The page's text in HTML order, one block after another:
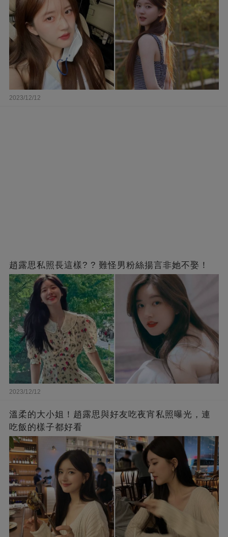
2023/12/12
趙露思私照長這樣? ? 難怪男粉絲揚言非她不娶！
2023/12/12
溫柔的大小姐！趙露思與好友吃夜宵私照曝光，連
吃飯的樣子都好看